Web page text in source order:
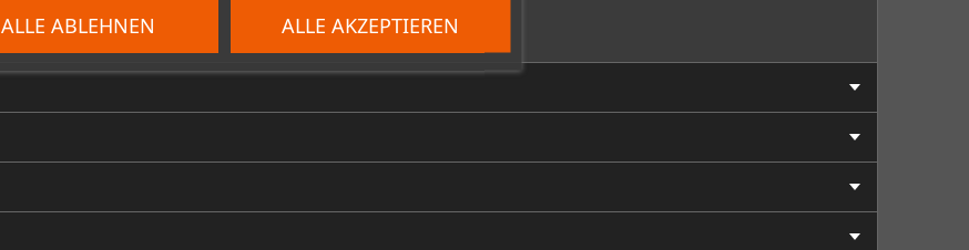
ALLE ABLEHNEN ALLE AKZEPTIEREN